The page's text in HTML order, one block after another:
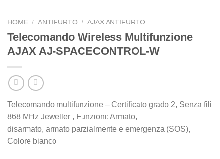
HOME / ANTIFURTO / AJAX ANTIFURTO
Telecomando Wireless Multifunzione
AJAX AJ-SPACECONTROL-W
Telecomando multifunzione – Certificato grado 2, Senza fili
868 MHz Jeweller , Funzioni: Armato,
disarmato, armato parzialmente e emergenza (SOS),
Colore bianco